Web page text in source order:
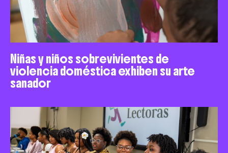
Niñas y niños sobrevivientes de
violencia doméstica exhiben su arte
sanador